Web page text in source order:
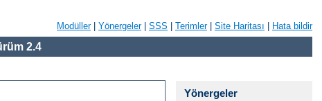
Modüller| Yönergeler| SSS Terimler| Site Haritası Hata bildir
2.4
Yönergeler